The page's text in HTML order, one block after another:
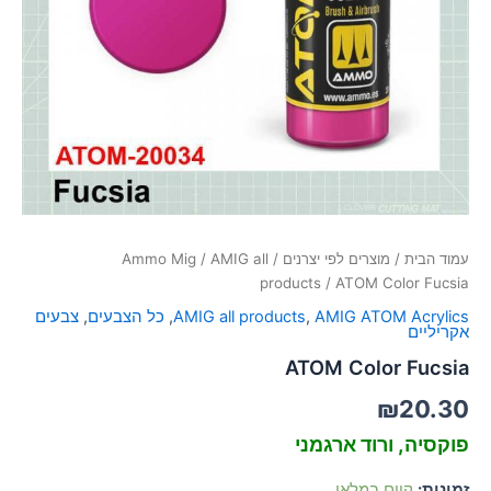
font_download סמן קישורים
עמוד הבית / מוצרים לפי יצרנים /
Ammo Mig / AMIG all
products / ATOM Color Fucsia
AMIG all products, AMIG ATOM Acrylics
, כל הצבעים, צבעים
אקריליים
ATOM Color Fucsia
₪20.30
פוקסיה, ורוד ארגמני